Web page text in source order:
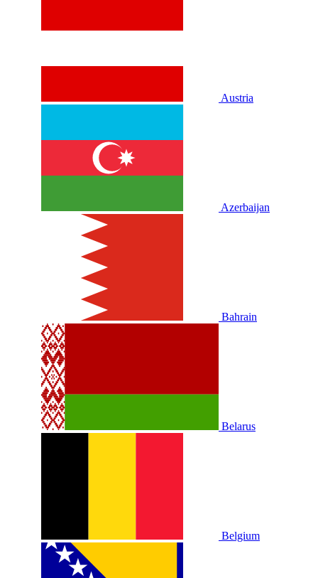
Austria
Azerbaijan
Bahrain
Belarus
Belgium